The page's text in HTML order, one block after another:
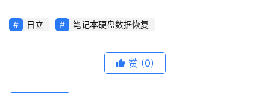
日立 笔记本硬盘数据恢复
赞 (0)